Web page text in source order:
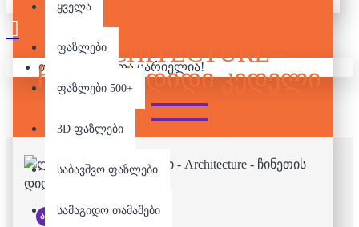
ყველა
ფაზლები
ფაზლები 500+
3D ფაზლები
საბავშვო ფაზლები
სამაგიდო თამაშები
თქვენი კალათა ცარიელია!
ᲚᲔᲒᲝ/ᲙᲝᲜᲡᲢᲠᲣᲥᲢᲝᲠᲘ -
ARCHITECTURE -
ᲩᲘᲜᲔᲗᲘᲡ ᲓᲘᲓᲘ ᲙᲔᲓᲔᲚᲘ
არ არის მარაგში